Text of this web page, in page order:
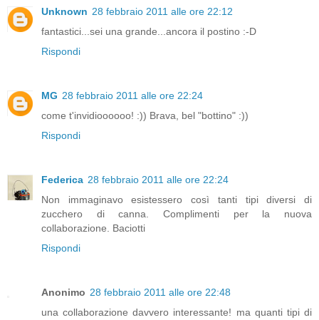
Unknown 28 febbraio 2011 alle ore 22:12
fantastici...sei una grande...ancora il postino :-D
Rispondi
MG 28 febbraio 2011 alle ore 22:24
come t'invidioooooo! :)) Brava, bel "bottino" :))
Rispondi
Federica 28 febbraio 2011 alle ore 22:24
Non immaginavo esistessero così tanti tipi diversi di
zucchero di canna. Complimenti per la nuova
collaborazione. Baciotti
Rispondi
Anonimo 28 febbraio 2011 alle ore 22:48
una collaborazione davvero interessante! ma quanti tipi di